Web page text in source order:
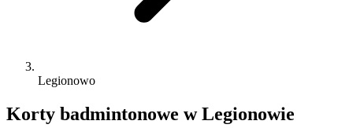
Legionowo
Korty badmintonowe w Legionowie